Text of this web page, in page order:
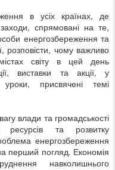
в усіх країнах, де
спрямовані на те,
енергозбереження та
розповісти, чому важливо
світу в цей день
виставки та акції, у
присвячені темі
влади та громадськості
ресурсів та розвитку
енергозбереження
перший погляд. Економія
навколишнього